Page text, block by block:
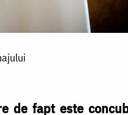
de fapt este